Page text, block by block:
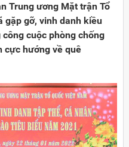
Trung ương Mặt trận Tổ
gặp gỡ, vinh danh kiều
cuộc phòng chống
cực hướng về quê